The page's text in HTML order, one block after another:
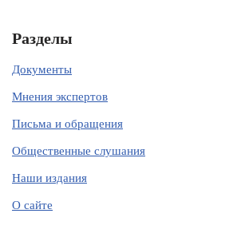
Разделы
Документы
Мнения экспертов
Письма и обращения
Общественные слушания
Наши издания
О сайте